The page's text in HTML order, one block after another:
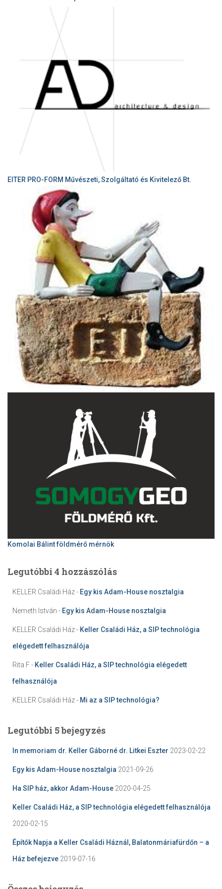
EITER PRO-FORM Művészeti, Szolgáltató és Kivitelező Bt.
Komolai Bálint földmérő mérnök
Legutóbbi 4 hozzászólás
KELLER Családi Ház- Egy kis Adam-House nosztalgia
Nemeth István - Egy kis Adam-House nosztalgia
KELLER Családi Ház- Keller Családi Ház, a SIP technológia
elégedett felhasználója
Rita F- Keller Családi Ház, a SIP technológia elégedett
felhasználója
KELLER Családi Ház- Mi az a SIP technológia?
Legutóbbi 5 bejegyzés
In memoriam dr. Keller Gáborné dr. Litkei Eszter 2023-02-22
Egy kis Adam-House nosztalgia 2021-09-26
Ha SIP ház, akkor Adam-House 2020-04-25
Keller Családi Ház, a SIP technológia elégedett felhasználója
2020-02-15
Építők Napja a Keller Családi Háznál, Balatonmáriafürdőn – a
Ház befejezve 2019-07-16